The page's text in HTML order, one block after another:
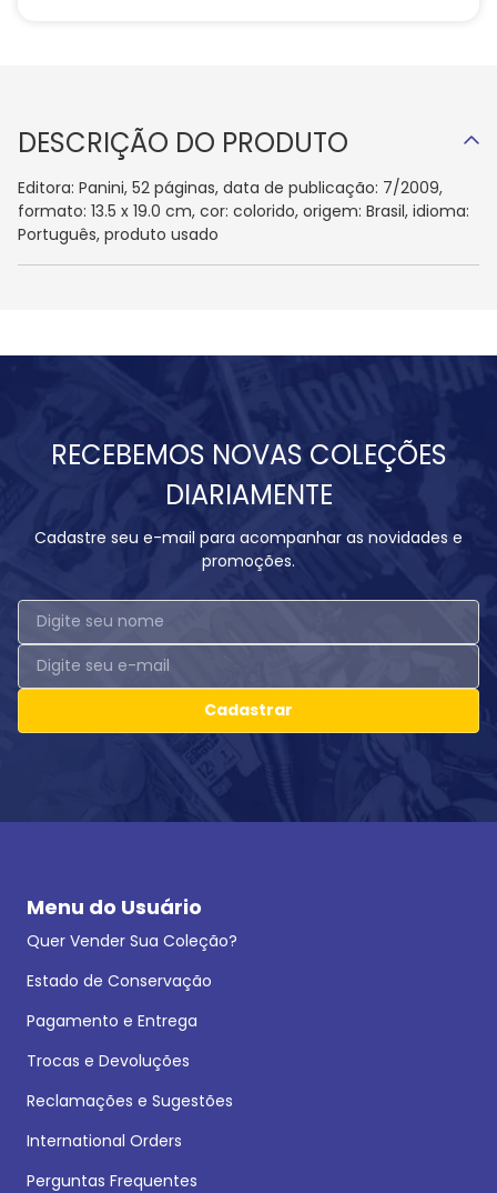
DESCRIÇÃO DO PRODUTO
Editora: Panini, 52 páginas, data de publicação: 7/2009,
formato: 13.5 x 19.0 cm, cor: colorido, origem: Brasil, idioma:
Português, produto usado
RECEBEMOS NOVAS COLEÇÕES
DIARIAMENTE
Cadastre seu e-mail para acompanhar as novidades e
promoções.
Cadastrar
Menu do Usuário
Quer Vender Sua Coleção?
Estado de Conservação
Pagamento e Entrega
Trocas e Devoluções
Reclamações e Sugestões
International Orders
Perguntas Frequentes